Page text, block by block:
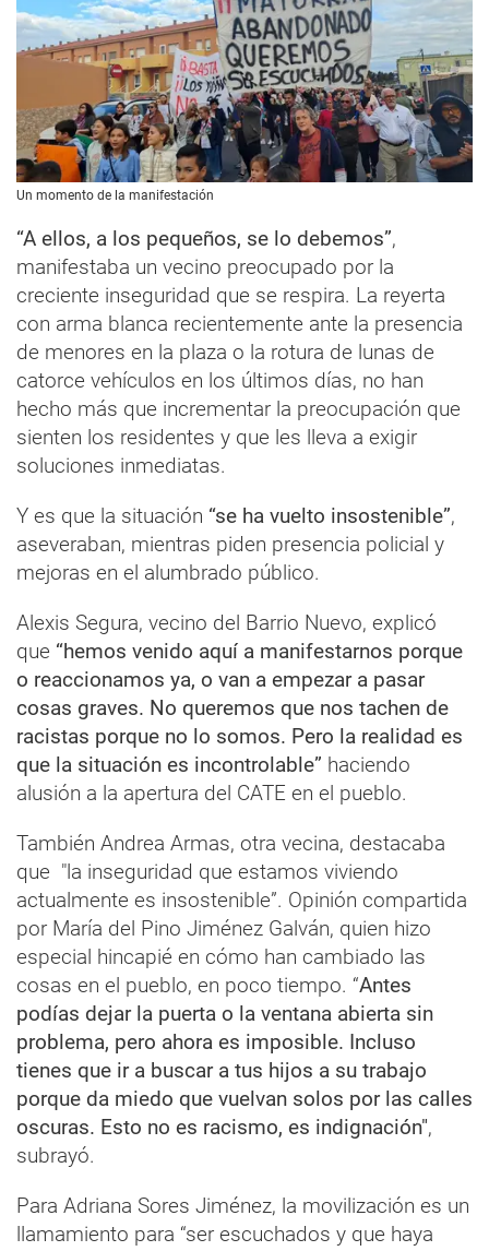
Un momento de la manifestación
“A ellos, a los pequeños, se lo debemos”,
manifestaba un vecino preocupado por la
creciente inseguridad que se respira. La reyerta
con arma blanca recientemente ante la presencia
de menores en la plaza o la rotura de lunas de
catorce vehículos en los últimos días, no han
hecho más que incrementar la preocupación que
sienten los residentes y que les lleva a exigir
soluciones inmediatas.
Y es que la situación “se ha vuelto insostenible”,
aseveraban, mientras piden presencia policial y
mejoras en el alumbrado público.
Alexis Segura, vecino del Barrio Nuevo, explicó
que “hemos venido aquí a manifestarnos porque
o reaccionamos ya, o van a empezar a pasar
cosas graves. No queremos que nos tachen de
racistas porque no lo somos. Pero la realidad es
que la situación es incontrolable” haciendo
alusión a la apertura del CATE en el pueblo.
También Andrea Armas, otra vecina, destacaba
que "la inseguridad que estamos viviendo
actualmente es insostenible”. Opinión compartida
por María del Pino Jiménez Galván, quien hizo
especial hincapié en cómo han cambiado las
cosas en el pueblo, en poco tiempo. “Antes
podías dejar la puerta o la ventana abierta sin
problema, pero ahora es imposible. Incluso
tienes que ir a buscar a tus hijos a su trabajo
porque da miedo que vuelvan solos por las calles
oscuras. Esto no es racismo, es indignación",
subrayó.
Para Adriana Sores Jiménez, la movilización es un
llamamiento para “ser escuchados y que haya